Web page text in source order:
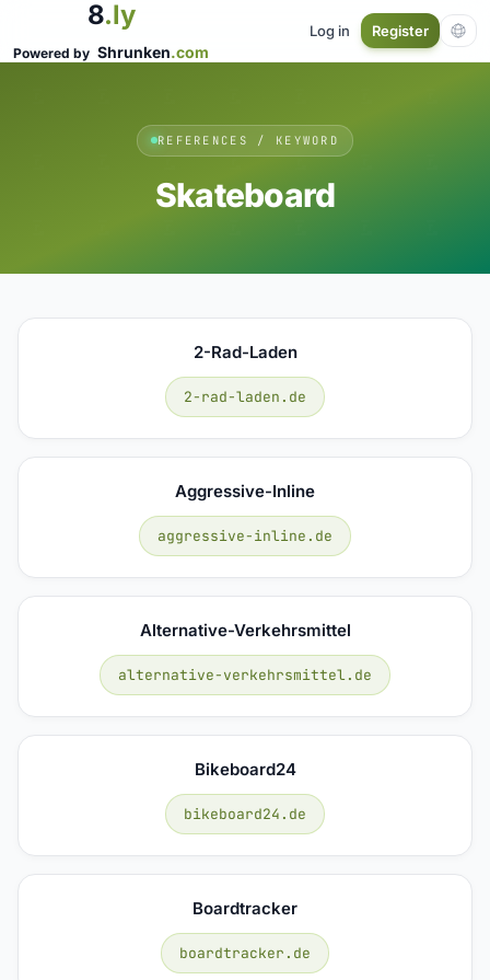
8.ly
Powered by Shrunken.com
Log in Register
REFERENCES / KEYWORD
Skateboard
2-Rad-Laden
2-rad-laden.de
Aggressive-Inline
aggressive-inline.de
Alternative-Verkehrsmittel
alternative-verkehrsmittel.de
Bikeboard24
bikeboard24.de
Boardtracker
boardtracker.de